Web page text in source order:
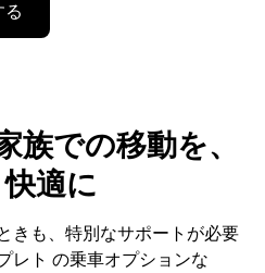
族での移動を、
適に
きも、特別なサポートが必要
レト の乗車オプションな